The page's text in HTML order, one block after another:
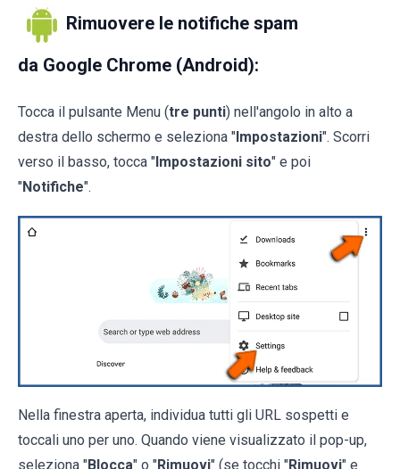
Rimuovere le notifiche spam
da Google Chrome (Android):
Tocca il pulsante Menu (tre punti) nell'angolo in alto a
destra dello schermo e seleziona " Impostazioni". Scorri
verso il basso, tocca " Impostazioni sito" e poi
"Notifiche".
Nella finestra aperta, individua tutti gli URL sospetti e
toccali uno per uno. Quando viene visualizzato il pop-up,
seleziona "Blocca" o "Rimuovi" (se tocchi "Rimuovi" e